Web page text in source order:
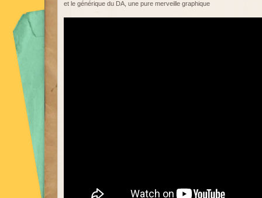
et le générique du DA, une pure merveille graphique